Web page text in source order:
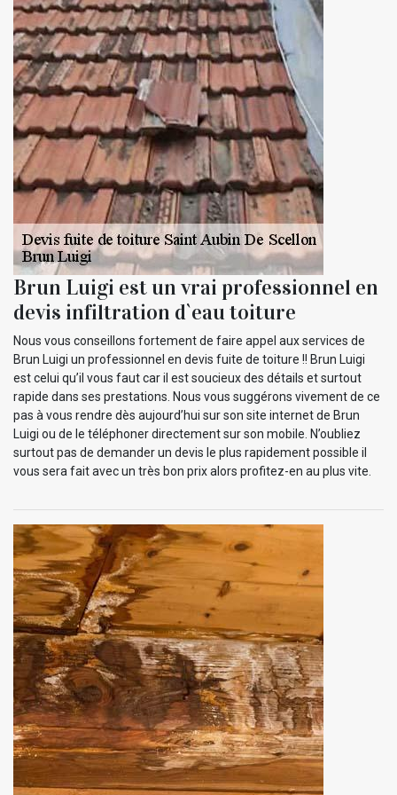
Brun Luigi est un vrai professionnel en
devis infiltration d`eau toiture
Nous vous conseillons fortement de faire appel aux services de
Brun Luigi un professionnel en devis fuite de toiture !! Brun Luigi
est celui qu’il vous faut car il est soucieux des détails et surtout
rapide dans ses prestations. Nous vous suggérons vivement de ce
pas à vous rendre dès aujourd’hui sur son site internet de Brun
Luigi ou de le téléphoner directement sur son mobile. N’oubliez
surtout pas de demander un devis le plus rapidement possible il
vous sera fait avec un très bon prix alors profitez-en au plus vite.